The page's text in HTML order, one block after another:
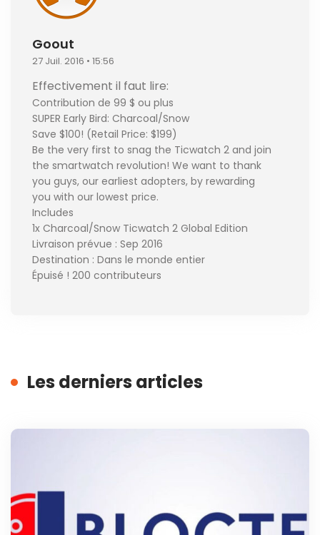
Goout
27 Juil. 2016 • 15:56
Effectivement il faut lire:
Contribution de 99 $ ou plus
SUPER Early Bird: Charcoal/Snow
Save $100! (Retail Price: $199)
Be the very first to snag the Ticwatch 2 and join
the smartwatch revolution! We want to thank
you guys, our earliest adopters, by rewarding
you with our lowest price.
Includes
1x Charcoal/Snow Ticwatch 2 Global Edition
Livraison prévue : Sep 2016
Destination : Dans le monde entier
Épuisé ! 200 contributeurs
Les derniers articles